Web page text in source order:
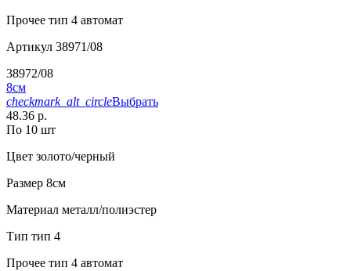
Прочее тип 4 автомат
Артикул 38971/08
38972/08
8см
checkmark_alt_circleВыбрать
48.36 р.
По 10 шт
Цвет золото/черный
Размер 8см
Материал металл/полиэстер
Тип тип 4
Прочее тип 4 автомат